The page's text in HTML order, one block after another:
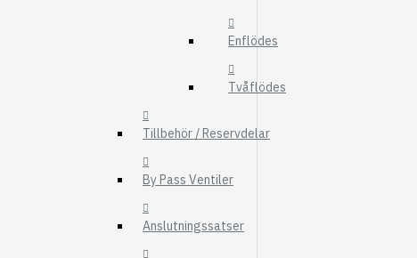
Enflödes
Tvåflödes
Tillbehör / Reservdelar
By Pass Ventiler
Anslutningssatser